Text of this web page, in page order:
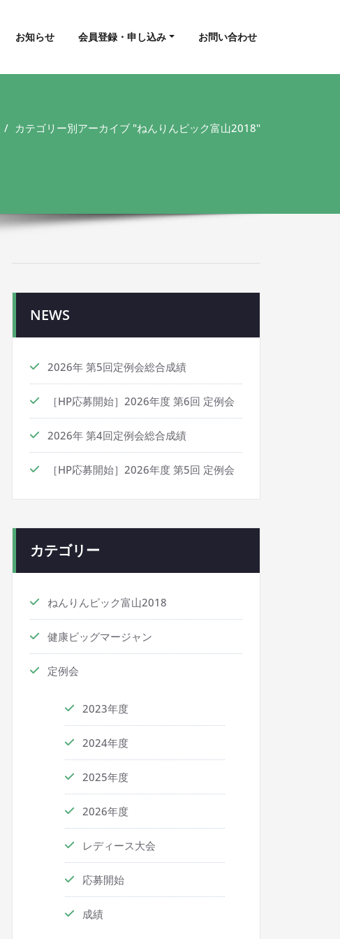
お知らせ 会員登録・申し込み お問い合わせ
カテゴリー別アーカイブ "ねんりんピック富山2018"
NEWS
2026年 第5回定例会総合成績
［HP応募開始］2026年度 第6回 定例会
2026年 第4回定例会総合成績
［HP応募開始］2026年度 第5回 定例会
カテゴリー
ねんりんピック富山2018
健康ビッグマージャン
定例会
2023年度
2024年度
2025年度
2026年度
レディース大会
応募開始
成績